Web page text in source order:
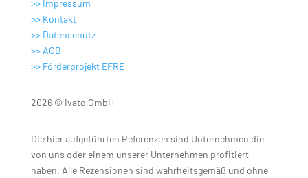
>> Impressum
>> Kontakt
>> Datenschutz
>> AGB
>> Förderprojekt EFRE
2026 © ivato GmbH
Die hier aufgeführten Referenzen sind Unternehmen die
von uns oder einem unserer Unternehmen profitiert
haben. Alle Rezensionen sind wahrheitsgemäß und ohne